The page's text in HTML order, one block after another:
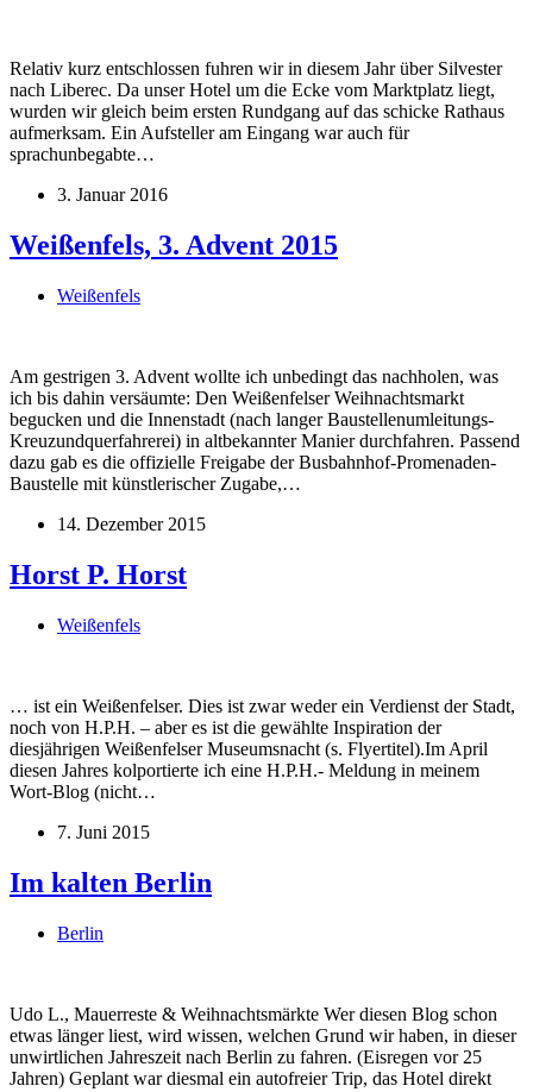
Relativ kurz entschlossen fuhren wir in diesem Jahr über Silvester
nach Liberec. Da unser Hotel um die Ecke vom Marktplatz liegt,
wurden wir gleich beim ersten Rundgang auf das schicke Rathaus
aufmerksam. Ein Aufsteller am Eingang war auch für
sprachunbegabte…
3. Januar 2016
Weißenfels, 3. Advent 2015
Weißenfels
Am gestrigen 3. Advent wollte ich unbedingt das nachholen, was
ich bis dahin versäumte: Den Weißenfelser Weihnachtsmarkt
begucken und die Innenstadt (nach langer Baustellenumleitungs-
Kreuzundquerfahrerei) in altbekannter Manier durchfahren. Passend
dazu gab es die offizielle Freigabe der Busbahnhof-Promenaden-
Baustelle mit künstlerischer Zugabe,…
14. Dezember 2015
Horst P. Horst
Weißenfels
… ist ein Weißenfelser. Dies ist zwar weder ein Verdienst der Stadt,
noch von H.P.H. – aber es ist die gewählte Inspiration der
diesjährigen Weißenfelser Museumsnacht (s. Flyertitel).Im April
diesen Jahres kolportierte ich eine H.P.H.- Meldung in meinem
Wort-Blog (nicht…
7. Juni 2015
Im kalten Berlin
Berlin
Udo L., Mauerreste & Weihnachtsmärkte Wer diesen Blog schon
etwas länger liest, wird wissen, welchen Grund wir haben, in dieser
unwirtlichen Jahreszeit nach Berlin zu fahren. (Eisregen vor 25
Jahren) Geplant war diesmal ein autofreier Trip, das Hotel direkt